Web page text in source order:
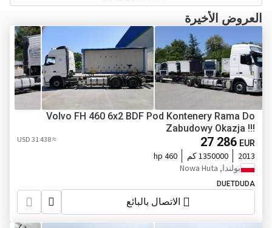
العروض الأخيرة
Volvo FH 460 6x2 BDF Pod Kontenery Rama Do
Zabudowy Okazja !!!
27 286 EUR
≈ 31 438 USD
2013 1350000 كم
460 hp
بولندا, Nowa Huta
DUETDUDA
الاتصال بالبائع